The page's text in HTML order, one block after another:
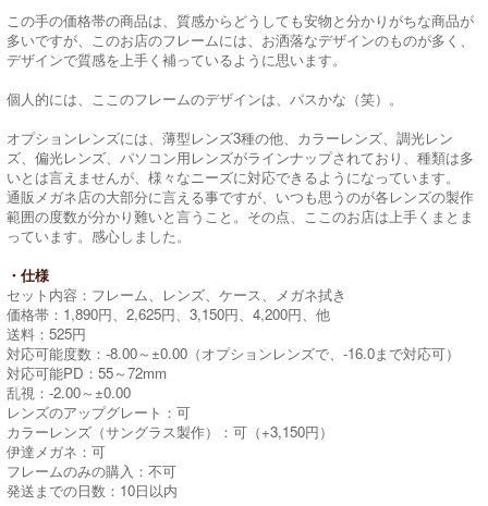
この手の価格帯の商品は、質感からどうしても安物と分かりがちな商品が
多いですが、このお店のフレームには、お洒落なデザインのものが多く、
デザインで質感を上手く補っているように思います。
個人的には、ここのフレームのデザインは、パスかな（笑）。
オプションレンズには、薄型レンズ3種の他、カラーレンズ、調光レン
ズ、偏光レンズ、パソコン用レンズがラインナップされており、種類は多
いとは言えませんが、様々なニーズに対応できるようになっています。
通販メガネ店の大部分に言える事ですが、いつも思うのが各レンズの製作
範囲の度数が分かり難いと言うこと。その点、ここのお店は上手くまとま
っています。感心しました。
・仕様
セット内容：フレーム、レンズ、ケース、メガネ拭き
価格帯：1,890円、2,625円、3,150円、4,200円、他
送料：525円
対応可能度数：-8.00～±0.00（オプションレンズで、-16.0まで対応可）
対応可能PD：55～72mm
乱視：-2.00～±0.00
レンズのアップグレート：可
カラーレンズ（サングラス製作）：可（+3,150円）
伊達メガネ：可
フレームのみの購入：不可
発送までの日数：10日以内